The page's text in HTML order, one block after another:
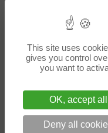
Liste des
Liste des adresses e-
-Création ou
Sites partenaires:
Adresses-
Un
This site uses
gives you control
you want to
OK, accept all
Deny all